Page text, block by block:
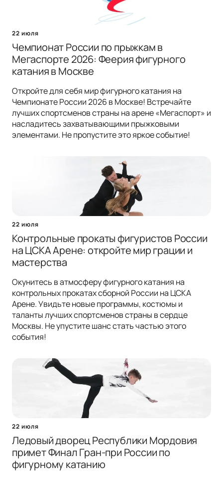
22 июля
Чемпионат России по прыжкам в
Мегаспорте 2026: Феерия фигурного
катания в Москве
Откройте для себя мир фигурного катания на
Чемпионате России 2026 в Москве! Встречайте
лучших спортсменов страны на арене «Мегаспорт» и
насладитесь захватывающими прыжковыми
элементами. Не пропустите это яркое событие!
22 июля
Контрольные прокаты фигуристов России
на ЦСКА Арене: откройте мир грации и
мастерства
Окунитесь в атмосферу фигурного катания на
контрольных прокатах сборной России на ЦСКА
Арене. Увидьте новые программы, костюмы и
таланты лучших спортсменов страны в сердце
Москвы. Не упустите шанс стать частью этого
события!
22 июля
Ледовый дворец Республики Мордовия
примет Финал Гран-при России по
фигурному катанию